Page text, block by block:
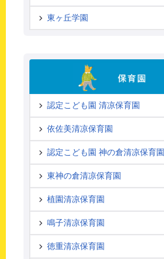
東ヶ丘学園
認定こども園 清凉保育園
依佐美清凉保育園
認定こども園 神の倉清凉保育園
東神の倉清凉保育園
植園清凉保育園
鳴子清凉保育園
徳重清凉保育園